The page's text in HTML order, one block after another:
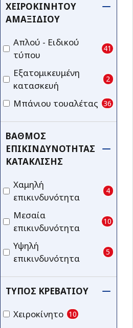
ΧΕΙΡΟΚΊΝΗΤΟΥ
ΑΜΑΞΙΔΊΟΥ
Απλού - Ειδικού
τύπου
41
Εξατομικευμένη
κατασκευή
2
Μπάνιου τουαλέτας 36
ΒΑΘΜΌΣ
ΕΠΙΚΙΝΔΥΝΌΤΗΤΑΣ
ΚΑΤΆΚΛΙΣΗΣ
Χαμηλή
επικινδυνότητα
4
Μεσαία
επικινδυνότητα
10
Υψηλή
επικινδυνότητα
5
ΤΎΠΟΣ ΚΡΕΒΑΤΙΟΎ
Χειροκίνητο 10